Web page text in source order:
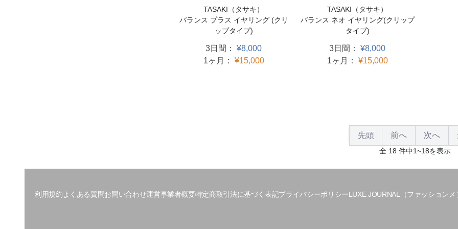
TASAKI（タサキ）
バランス プラス イヤリング (クリ
ップタイプ)
3日間： ¥8,000
1ヶ月： ¥15,000
TASAKI（タサキ）
バランス ネオ イヤリング(クリップ
タイプ)
3日間： ¥8,000
1ヶ月： ¥15,000
先頭 前へ 次へ
全 18 件中1~18を表示
利用規約よくある質問お問い合わせ運営事業者概要特定商取引法に基づく表記プライバシーポリシーLUXE JOURNAL（ファッションメ